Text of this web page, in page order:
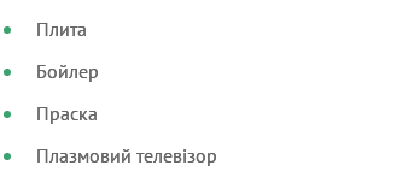
Плита
Бойлер
Праска
Плазмовий телевізор